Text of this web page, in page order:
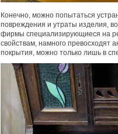
Конечно, можно попытаться
повреждения и утраты изделия,
фирмы специализирующиеся на
свойствам, намного превосходят
покрытия, можно только лишь в